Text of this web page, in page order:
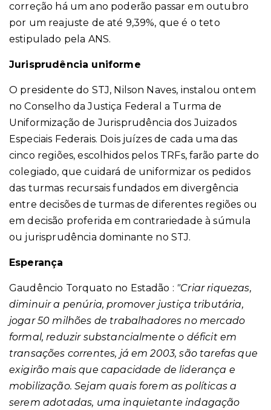
correção há um ano poderão passar em outubro
por um reajuste de até 9,39%, que é o teto
estipulado pela ANS.
Jurisprudência uniforme
O presidente do STJ, Nilson Naves, instalou ontem
no Conselho da Justiça Federal a Turma de
Uniformização de Jurisprudência dos Juizados
Especiais Federais. Dois juízes de cada uma das
cinco regiões, escolhidos pelos TRFs, farão parte do
colegiado, que cuidará de uniformizar os pedidos
das turmas recursais fundados em divergência
entre decisões de turmas de diferentes regiões ou
em decisão proferida em contrariedade à súmula
ou jurisprudência dominante no STJ.
Esperança
Gaudêncio Torquato no Estadão : "Criar riquezas,
diminuir a penúria, promover justiça tributária,
jogar 50 milhões de trabalhadores no mercado
formal, reduzir substancialmente o déficit em
transações correntes, já em 2003, são tarefas que
exigirão mais que capacidade de liderança e
mobilização. Sejam quais forem as políticas a
serem adotadas, uma inquietante indagação